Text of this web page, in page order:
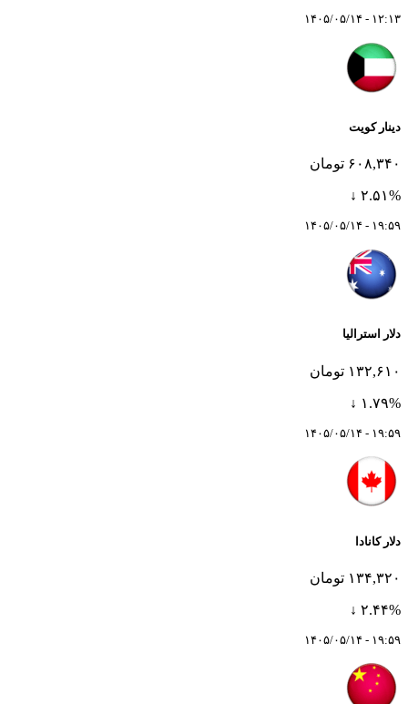
۱۲:۱۳ - ۱۴۰۵/۰۵/۱۴
دینار کویت
۶۰۸,۳۴۰ تومان
۲.۵۱% ↓
۱۹:۵۹ - ۱۴۰۵/۰۵/۱۴
دلار استرالیا
۱۳۲,۶۱۰ تومان
۱.۷۹% ↓
۱۹:۵۹ - ۱۴۰۵/۰۵/۱۴
دلار کانادا
۱۳۴,۳۲۰ تومان
۲.۴۴% ↓
۱۹:۵۹ - ۱۴۰۵/۰۵/۱۴